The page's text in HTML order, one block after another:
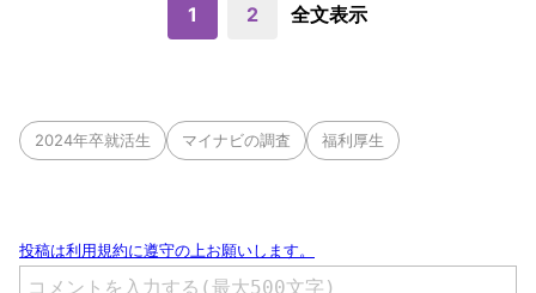
1 2 全文表示
2024年卒就活生 マイナビの調査 福利厚生